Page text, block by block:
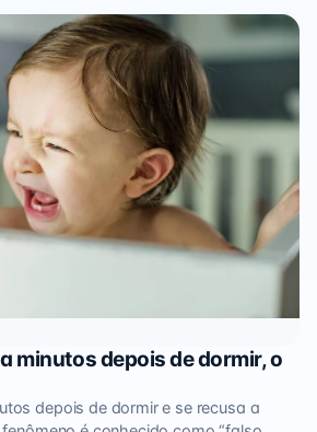
minutos depois de dormir, o
depois de dormir e se recusa a